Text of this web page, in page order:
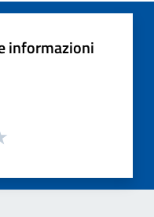
informazioni